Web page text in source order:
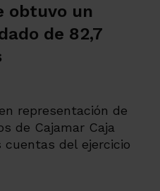
obtuvo un
de 82,7
representación de
de Cajamar Caja
cuentas del ejercicio